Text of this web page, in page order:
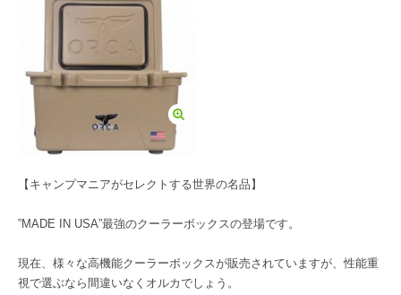
【キャンプマニアがセレクトする世界の名品】
”MADE IN USA”最強のクーラーボックスの登場です。
現在、様々な高機能クーラーボックスが販売されていますが、性能重
視で選ぶなら間違いなくオルカでしょう。